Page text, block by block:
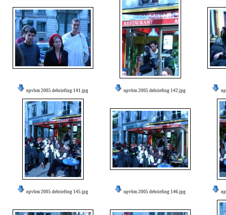
npvbm 2005 debriefing 141.jpg npvbm 2005 debriefing 142.jpg
npvbm 2005 debriefing 145.jpg npvbm 2005 debriefing 146.jpg